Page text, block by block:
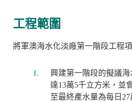
工程範圍
將軍澳海水化淡廠第一階段工程
興建第一階段的擬議
達13萬5千立方米，並
至最終產水量為每日